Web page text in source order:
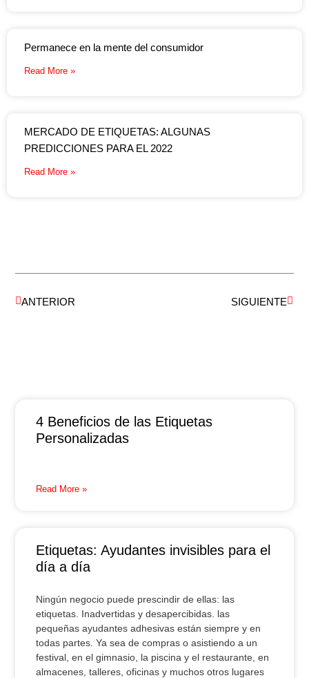
Permanece en la mente del consumidor
Read More »
MERCADO DE ETIQUETAS: ALGUNAS
PREDICCIONES PARA EL 2022
Read More »
ANTERIOR SIGUIENTE
4 Beneficios de las Etiquetas
Personalizadas
Read More »
Etiquetas: Ayudantes invisibles para el
día a día
Ningún negocio puede prescindir de ellas: las
etiquetas. Inadvertidas y desapercibidas. las
pequeñas ayudantes adhesivas están siempre y en
todas partes. Ya sea de compras o asistiendo a un
festival, en el gimnasio, la piscina y el restaurante, en
almacenes, talleres, oficinas y muchos otros lugares